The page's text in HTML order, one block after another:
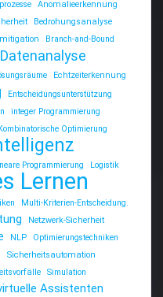
Anomalieerkennung
Bedrohungsanalyse
Branch-and-Bound
Datenanalyse
Echtzeiterkennung
Entscheidungsunterstützung
integer Programmierung
Optimierung
Programmierung Logistik
Lernen
Multi-Kriterien-Entscheidung.
Netzwerk-Sicherheit
NLP
Optimierungstechniken
Sicherheitsautomation
Simulation
Assistenten